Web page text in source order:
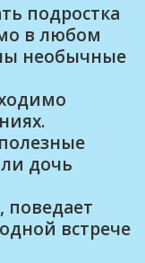
подростка
в любом
необычные
дочь
поведает
встрече